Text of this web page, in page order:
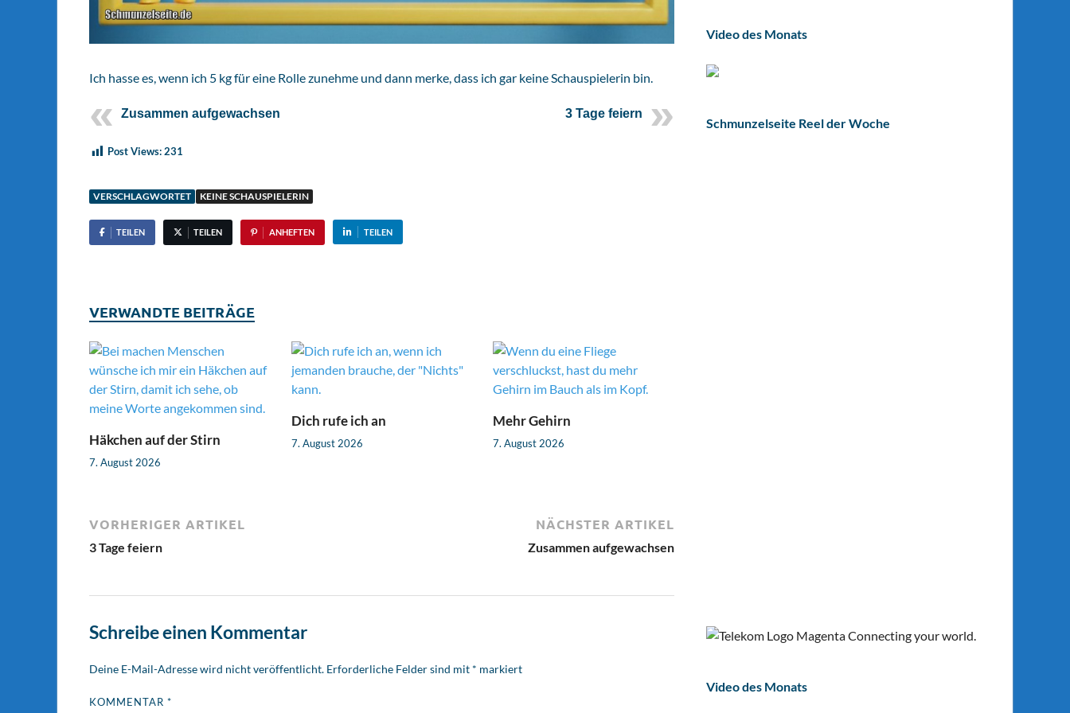
Ich hasse es, wenn ich 5 kg für eine Rolle zunehme und dann merke, dass ich gar keine Schauspielerin bin.
Zusammen aufgewachsen 3 Tage feiern
Post Views:231
VERSCHLAGWORTET KEINE SCHAUSPIELERIN
TEILEN TEILEN ANHEFTEN TEILEN
VERWANDTE BEITRÄGE
Häkchen auf der Stirn
7. August 2026
Dich rufe ich an
7. August 2026
Mehr Gehirn
7. August 2026
VORHERIGER ARTIKEL
3 Tage feiern
NÄCHSTER ARTIKEL
Zusammen aufgewachsen
Schreibe einen Kommentar
Deine E-Mail-Adresse wird nicht veröffentlicht. Erforderliche Felder sind mit * markiert
KOMMENTAR*
Video des Monats
Schmunzelseite Reel der Woche
Video des Monats